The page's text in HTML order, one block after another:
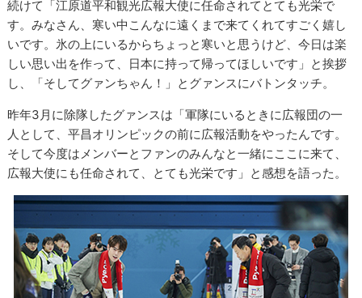
続けて「江原道平和観光広報大使に任命されてとても光栄で
す。みなさん、寒い中こんなに遠くまで来てくれてすごく嬉し
いです。氷の上にいるからちょっと寒いと思うけど、今日は楽
しい思い出を作って、日本に持って帰ってほしいです」と挨拶
し、「そしてグァンちゃん！」とグァンスにバトンタッチ。
昨年3月に除隊したグァンスは「軍隊にいるときに広報団の一
人として、平昌オリンピックの前に広報活動をやったんです。
そして今度はメンバーとファンのみんなと一緒にここに来て、
広報大使にも任命されて、とても光栄です」と感想を語った。